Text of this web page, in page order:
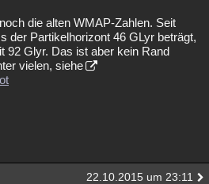
die alten WMAP-Zahlen. Seit
der Partikelhorizont 46 GLyr beträgt,
92 Glyr. Das ist aber kein Rand
vielen, siehe
22.10.2015 um 23:11